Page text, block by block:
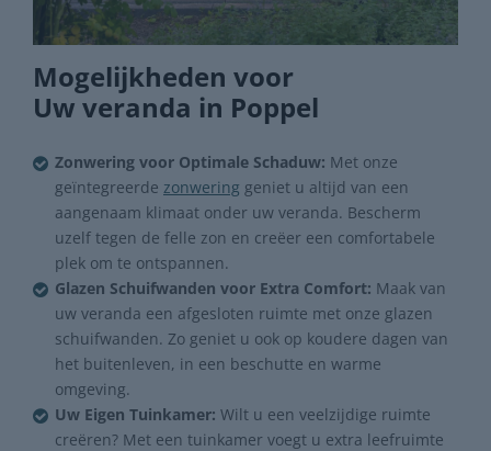
Mogelijkheden voor
Uw veranda in Poppel
Zonwering voor Optimale Schaduw: Met onze
geïntegreerde zonwering geniet u altijd van een
aangenaam klimaat onder uw veranda. Bescherm
uzelf tegen de felle zon en creëer een comfortabele
plek om te ontspannen.
Glazen Schuifwanden voor Extra Comfort: Maak van
uw veranda een afgesloten ruimte met onze glazen
schuifwanden. Zo geniet u ook op koudere dagen van
het buitenleven, in een beschutte en warme
omgeving.
Uw Eigen Tuinkamer: Wilt u een veelzijdige ruimte
creëren? Met een tuinkamer voegt u extra leefruimte